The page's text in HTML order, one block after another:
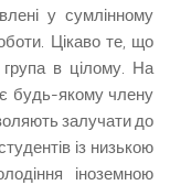
у сумлінному
Цікаво те, що
група в цілому. На
будь-якому члену
залучати до
із низькою
іноземною